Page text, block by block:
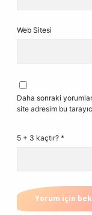
Web Sitesi
Daha sonraki
site adresim bu
5 + 3 kaçtır? *